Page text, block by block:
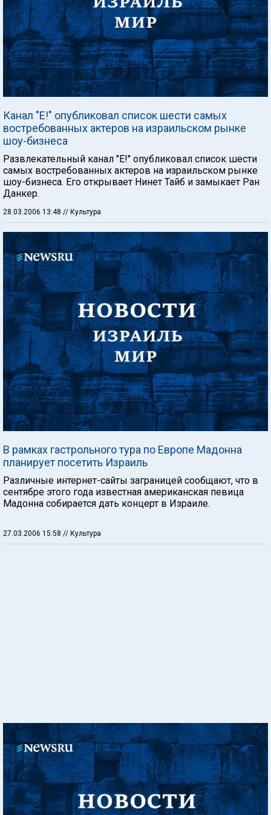
Канал "Е!" опубликовал список шести самых
востребованных актеров на израильском рынке
шоу-бизнеса
Развлекательный канал "Е!" опубликовал список шести
самых востребованных актеров на израильском рынке
шоу-бизнеса. Его открывает Нинет Тайб и замыкает Ран
Данкер.
28.03.2006 13:48 // Культура
В рамках гастрольного тура по Европе Мадонна
планирует посетить Израиль
Различные интернет-сайты заграницей сообщают, что в
сентябре этого года известная американская певица
Мадонна собирается дать концерт в Израиле.
27.03.2006 15:58 // Культура